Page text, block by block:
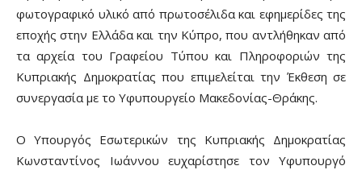
φωτογραφικό υλικό από πρωτοσέλιδα και εφημερίδες της
εποχής στην Ελλάδα και την Κύπρο, που αντλήθηκαν από
τα αρχεία του Γραφείου Τύπου και Πληροφοριών της
Κυπριακής Δημοκρατίας που επιμελείται την Έκθεση σε
συνεργασία με το Υφυπουργείο Μακεδονίας-Θράκης.
Ο Υπουργός Εσωτερικών της Κυπριακής Δημοκρατίας
Κωνσταντίνος Ιωάννου ευχαρίστησε τον Υφυπουργό